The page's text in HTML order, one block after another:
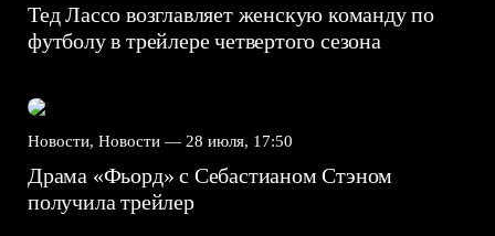
Тед Лассо возглавляет женскую команду по
футболу в трейлере четвертого сезона
Новости, Новости — 28 июля, 17:50
Драма «Фьорд» с Себастианом Стэном
получила трейлер